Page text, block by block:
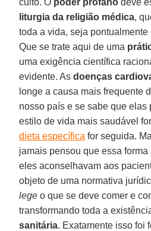
liturgia da religião médica,
toda a vida, seja pontualmente
Que se trate aqui de uma
uma exigência científica
evidente. Asdoenças
longe a causa mais frequente
nosso país e se sabe que elas
estilo de vida mais saudável
dieta específica for seguida.
jamais pensou que essa
eles aconselhavam aos
objeto de uma normativa
lege o que se deve comer e
transformando toda a
sanitária. Exatamente isso foi